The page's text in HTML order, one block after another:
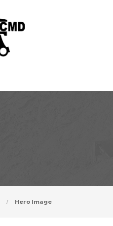
Hero Image